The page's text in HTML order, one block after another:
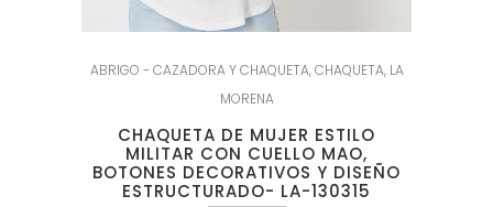
ABRIGO - CAZADORA Y CHAQUETA,CHAQUETA, LA
MORENA
CHAQUETA DE MUJER ESTILO
MILITAR CON CUELLO MAO,
BOTONES DECORATIVOS Y DISEÑO
ESTRUCTURADO- LA-130315